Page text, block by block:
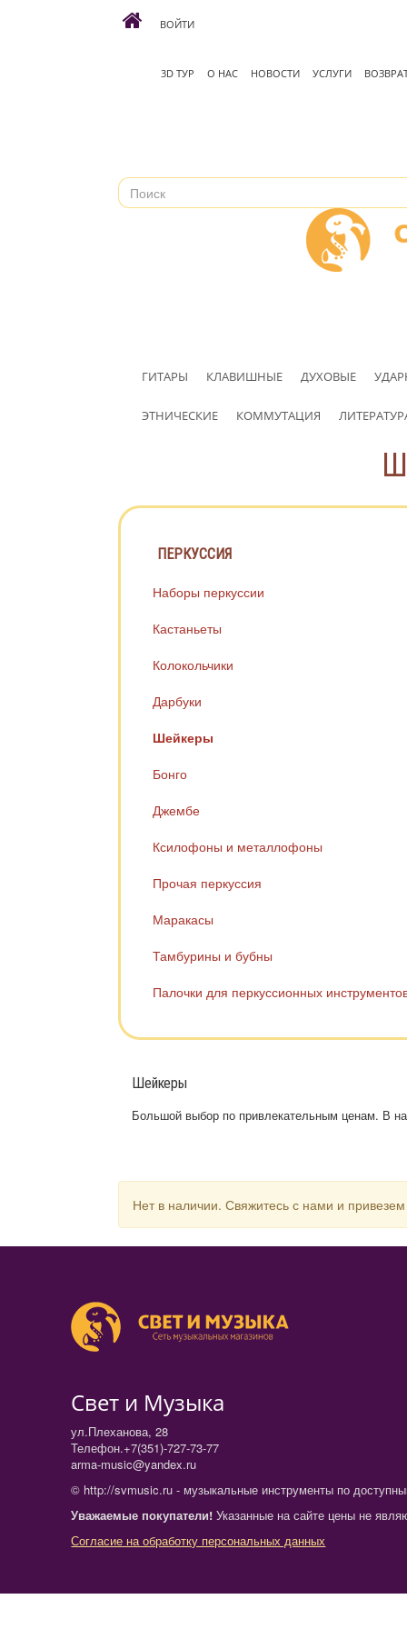
ВОЙТИ
3D ТУР О НАС НОВОСТИ УСЛУГИ
ГИТАРЫ КЛАВИШНЫЕ ДУХОВЫЕ
ЭТНИЧЕСКИЕ КОММУТАЦИЯ
ПЕРКУССИЯ
Наборы перкуссии
Кастаньеты
Колокольчики
Дарбуки
Шейкеры
Бонго
Джембе
Ксилофоны и металлофоны
Прочая перкуссия
Маракасы
Тамбурины и бубны
Палочки для перкуссионных
Шейкеры
Большой выбор по привлекательным ценам. В
Нет в наличии. Свяжитесь с нами и
Свет и Музыка
ул.Плеханова, 28
Телефон.+7(351)-727-73-77
arma-music@yandex.ru
© http://svmusic.ru - музыкальные инструменты по
Уважаемые покупатели! Указанные на сайте цены не
Согласие на обработку персональных данных